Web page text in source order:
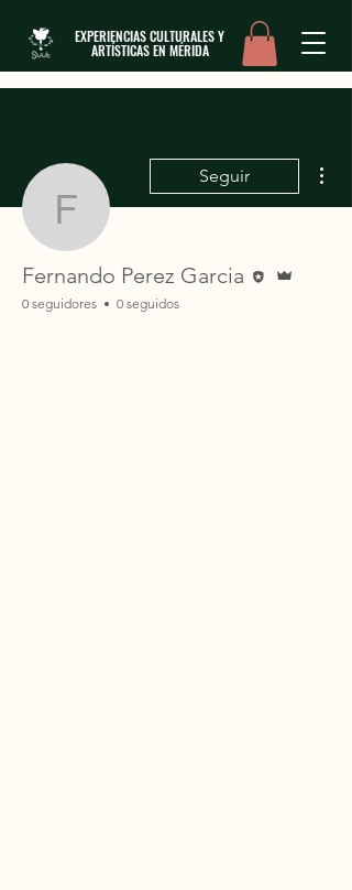
EXPERIENCIAS CULTURALES Y
ARTÍSTICAS EN MÉRIDA
Fernando Perez
Seguir
Fernando Perez Garcia
0 seguidores 0 seguidos